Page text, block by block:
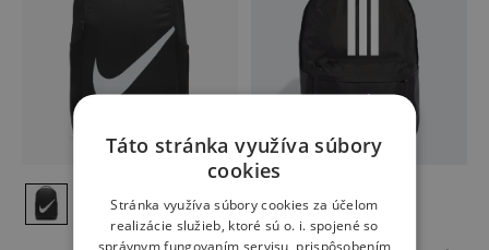
Táto stránka využíva súbory
cookies
Stránka využíva súbory cookies za účelom
realizácie služieb, ktoré sú o. i. spojené so
správnym fungovaním servisu, prispôsobením